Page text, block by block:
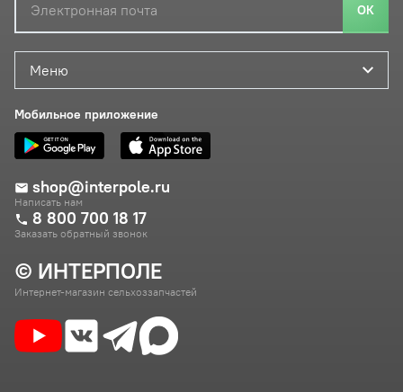
© ИНТЕРПОЛЕ
Интернет-магазин сельхоззапчастей
Меню
Мобильное приложение
shop@interpole.ru
Написать нам
8 800 700 18 17
Заказать обратный звонок
ОК